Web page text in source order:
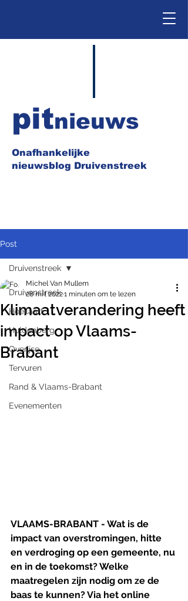
Onafhankelijke
nieuwsblog Druivenstreek
pitnieuws
Post
Druivenstreek
Hoeilaart
Huldenberg
Overijse
Tervuren
Rand & Vlaams-Brabant
Evenementen
Druivenstreek
Klimaatverandering heeft
impact op Vlaams-
Brabant
Michel Van Mullem
28 mrt 20221 minuten om te lezen
VLAAMS-BRABANT - Wat is de
impact van overstromingen, hitte
en verdroging op een gemeente, nu
en in de toekomst? Welke
maatregelen zijn nodig om ze de
baas te kunnen? Via het online